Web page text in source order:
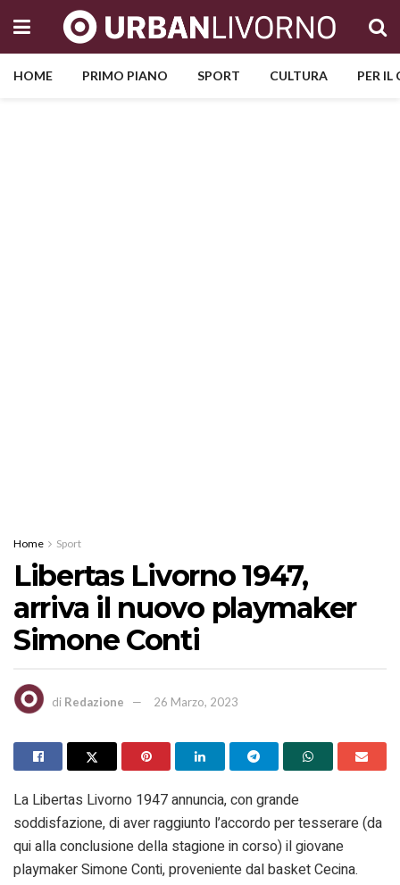
HOME PRIMO PIANO SPORT CULTURA PER
Home Sport
Libertas Livorno 1947,
arriva il nuovo playmaker
Simone Conti
di Redazione 26 Marzo, 2023
La Libertas Livorno 1947 annuncia, con grande
soddisfazione, di aver raggiunto l’accordo per tesserare (da
qui alla conclusione della stagione in corso) il giovane
playmaker Simone Conti, proveniente dal basket Cecina.